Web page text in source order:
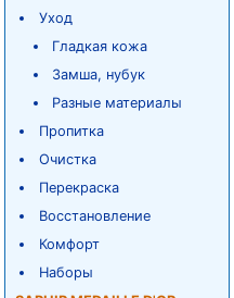
Уход
Гладкая кожа
Замша, нубук
Разные материалы
Пропитка
Очистка
Перекраска
Восстановление
Комфорт
Наборы